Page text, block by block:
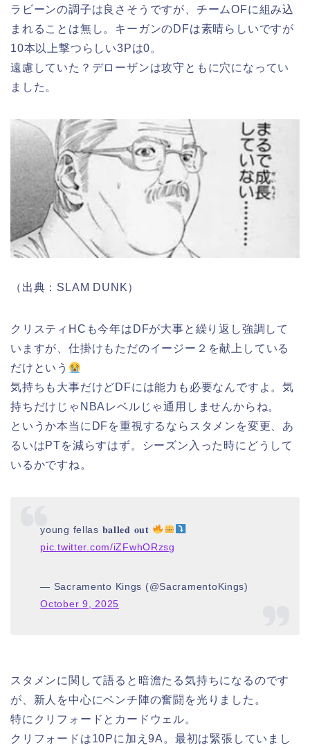
ラビーンの調子は良さそうですが、チームOFに組み込
まれることは無し。キーガンのDFは素晴らしいですが
10本以上撃つらしい3Pは0。
遠慮していた？デローザンは攻守ともに穴になってい
ました。
（出典：SLAM DUNK）
クリスティHCも今年はDFが大事と繰り返し強調して
いますが、仕掛けもただのイージー２を献上している
だけという
気持ちも大事だけどDFには能力も必要なんですよ。気
持ちだけじゃNBAレベルじゃ通用しませんからね。
というか本当にDFを重視するならスタメンを変更、あ
るいはPTを減らすはず。シーズン入った時にどうして
いるかですね。
young fellas 𝐛𝐚𝐥𝐥𝐞𝐝 𝐨𝐮𝐭
pic.twitter.com/iZFwhORzsg
— Sacramento Kings (@SacramentoKings)
October 9, 2025
スタメンに関して語ると暗澹たる気持ちになるのです
が、新人を中心にベンチ陣の奮闘を光りました。
特にクリフォードとカードウェル。
クリフォードは10Pに加え9A。最初は緊張していまし